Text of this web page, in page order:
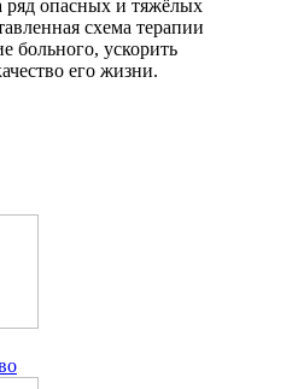
ряд опасных и тяжёлых
схема терапии
больного, ускорить
его жизни.